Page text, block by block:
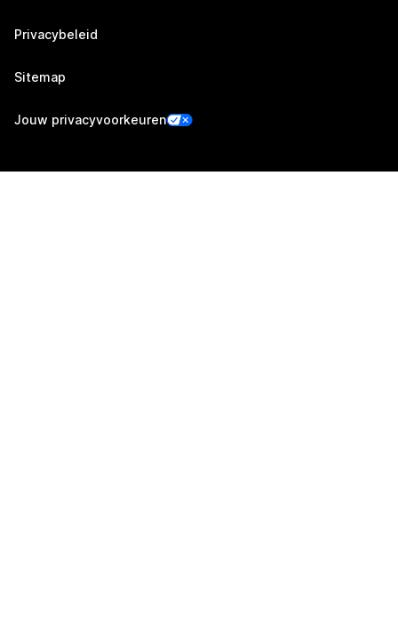
Privacybeleid
Sitemap
Jouw privacyvoorkeuren